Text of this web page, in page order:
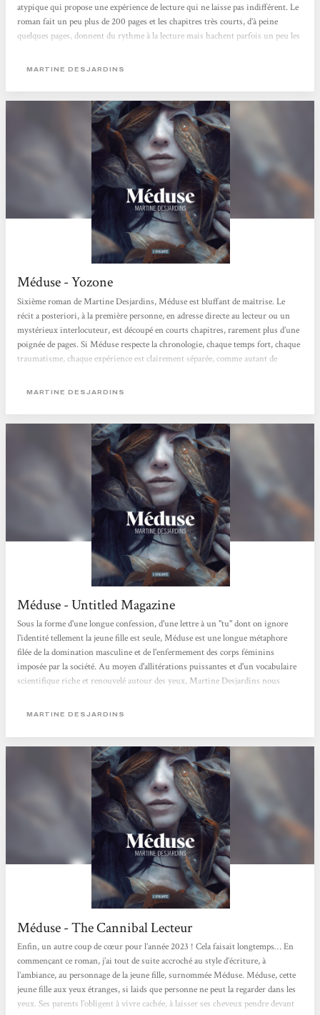
atypique qui propose une expérience de lecture qui ne laisse pas indifférent. Le
roman fait un peu plus de 200 pages et les chapitres très courts, d’à peine
quelques pages, donnent du rythme à la lecture mais hachent parfois un peu les
soutenue avec une recherche très poussée dans le vocabulaire et l’utilisation de
MARTINE DESJARDINS
Méduse - Yozone
Sixième roman de Martine Desjardins, Méduse est bluffant de maîtrise. Le
récit a posteriori, à la première personne, en adresse directe au lecteur ou un
mystérieux interlocuteur, est découpé en courts chapitres, rarement plus d’une
poignée de pages. Si Méduse respecte la chronologie, chaque temps fort, chaque
traumatisme, chaque expérience est clairement séparée, comme autant de
yeux maudits : Difformités, Monstruosités, Accablances, Révoltances,
MARTINE DESJARDINS
Méduse - Untitled Magazine
Sous la forme d'une longue confession, d'une lettre à un "tu" dont on ignore
l'identité tellement la jeune fille est seule, Méduse est une longue métaphore
filée de la domination masculine et de l'enfermement des corps féminins
imposée par la société. Au moyen d'allitérations puissantes et d'un vocabulaire
scientifique riche et renouvelé autour des yeux, Martine Desjardins nous
Mathilde Ciulla
MARTINE DESJARDINS
Méduse - The Cannibal Lecteur
Enfin, un autre coup de cœur pour l’année 2023 ! Cela faisait longtemps… En
commençant ce roman, j’ai tout de suite accroché au style d’écriture, à
l’ambiance, au personnage de la jeune fille, surnommée Méduse. Méduse, cette
jeune fille aux yeux étranges, si laids que personne ne peut la regarder dans les
yeux. Ses parents l’obligent à vivre cachée, à laisser ses cheveux pendre devant